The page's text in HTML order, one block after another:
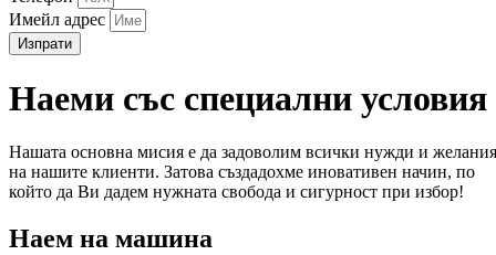
Имейл адрес
Изпрати
Наеми със специални условия
Нашата основна мисия е да задоволим всички нужди и желания
на нашите клиенти. Затова създадохме иновативен начин, по
който да Ви дадем нужната свобода и сигурност при избор!
Наем на машина